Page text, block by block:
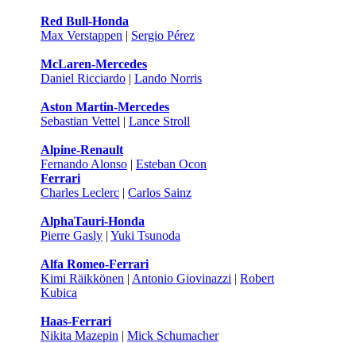
Red Bull-Honda
Max Verstappen | Sergio Pérez
McLaren-Mercedes
Daniel Ricciardo | Lando Norris
Aston Martin-Mercedes
Sebastian Vettel | Lance Stroll
Alpine-Renault
Fernando Alonso | Esteban Ocon
Ferrari
Charles Leclerc | Carlos Sainz
AlphaTauri-Honda
Pierre Gasly | Yuki Tsunoda
Alfa Romeo-Ferrari
Kimi Räikkönen | Antonio Giovinazzi | Robert
Kubica
Haas-Ferrari
Nikita Mazepin | Mick Schumacher